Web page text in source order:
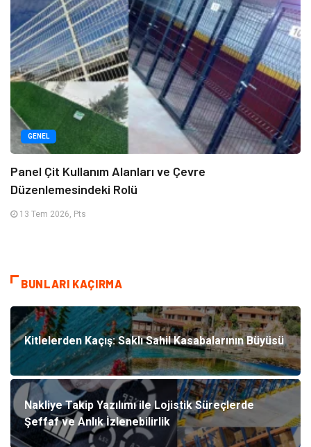
GENEL
Panel Çit Kullanım Alanları ve Çevre
Düzenlemesindeki Rolü
13 Tem 2026, Pts
BUNLARI KAÇIRMA
Kitlelerden Kaçış: Saklı Sahil Kasabalarının Büyüsü
Nakliye Takip Yazılımı ile Lojistik Süreçlerde
Şeffaf ve Anlık İzlenebilirlik